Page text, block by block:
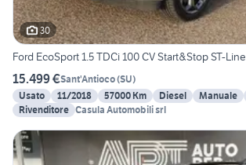
30
Ford EcoSport 1.5 TDCi 100 CV Start&Stop ST-Line
15.499 €Sant'Antioco(SU)
Usato
11/2018 57000 Km Diesel Manuale
Rivenditore Casula Automobili srl